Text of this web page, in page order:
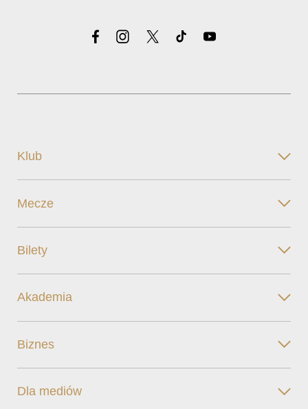
Klub
Mecze
Bilety
Akademia
Biznes
Dla mediów